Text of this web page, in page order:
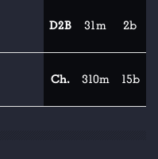
D2B 31m 2b
Ch. 310m 15b